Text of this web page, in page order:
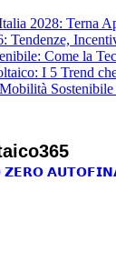
2028: Terna
Tendenze,
Come la
I 5 Trend
𝗭𝗘𝗥𝗢